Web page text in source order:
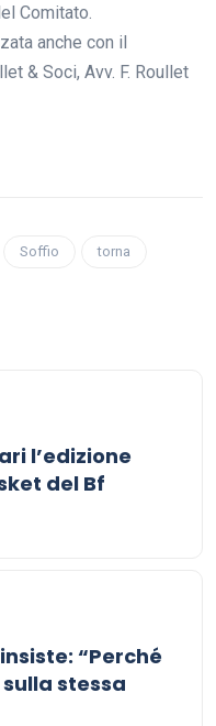
Comitato.
anche con il
& Soci, Avv. F. Roullet
Soffio torna
l’edizione
del Bf
“Perché
stessa